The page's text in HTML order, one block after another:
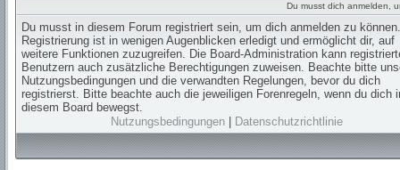
Du musst dich anmelden,
Du musst in diesem Forum registriert sein, um dich anmelden zu
Registrierung ist in wenigen Augenblicken erledigt und ermöglicht dir, auf
weitere Funktionen zuzugreifen. Die Board-Administration kann
Benutzern auch zusätzliche Berechtigungen zuweisen. Beachte bitte
Nutzungsbedingungen und die verwandten Regelungen, bevor du dich
registrierst. Bitte beachte auch die jeweiligen Forenregeln, wenn du dich
diesem Board bewegst.
Nutzungsbedingungen
Datenschutzrichtlinie